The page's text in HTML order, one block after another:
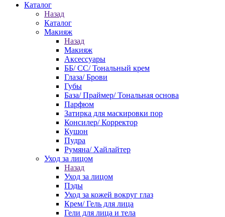
Каталог
Назад
Каталог
Макияж
Назад
Макияж
Аксессуары
ББ/ СС/ Тональный крем
Глаза/ Брови
Губы
База/ Праймер/ Тональная основа
Парфюм
Затирка для маскировки пор
Консилер/ Корректор
Кушон
Пудра
Румяна/ Хайлайтер
Уход за лицом
Назад
Уход за лицом
Пэды
Уход за кожей вокруг глаз
Крем/ Гель для лица
Гели для лица и тела